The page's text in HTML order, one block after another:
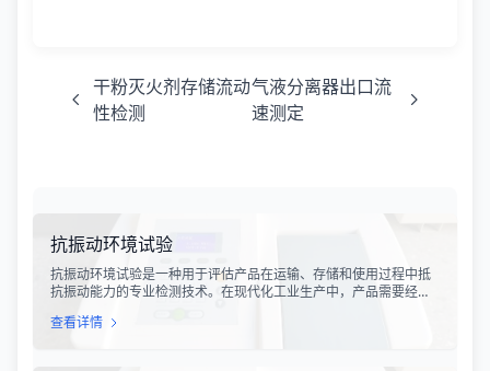
干粉灭火剂存储流动
性检测
气液分离器出口流
速测定
抗振动环境试验
抗振动环境试验是一种用于评估产品在运输、存储和使用过程中抵
抗振动能力的专业检测技术。在现代化工业生产中，产品需要经历
会受到不同程度的振动冲击。这种振动可能导致产品结构松动、零
查看详情